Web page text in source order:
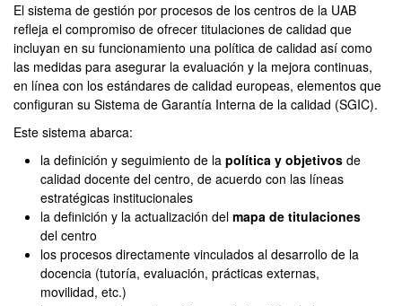
El sistema de gestión por procesos de los centros de la UAB
refleja el compromiso de ofrecer titulaciones de calidad que
incluyan en su funcionamiento una política de calidad así como
las medidas para asegurar la evaluación y la mejora continuas,
en línea con los estándares de calidad europeas, elementos que
configuran su Sistema de Garantía Interna de la calidad (SGIC).
Este sistema abarca:
la definición y seguimiento de la política y objetivos de
calidad docente del centro, de acuerdo con las líneas
estratégicas institucionales
la definición y la actualización del mapa de titulaciones
del centro
los procesos directamente vinculados al desarrollo de la
docencia (tutoría, evaluación, prácticas externas,
movilidad, etc.)